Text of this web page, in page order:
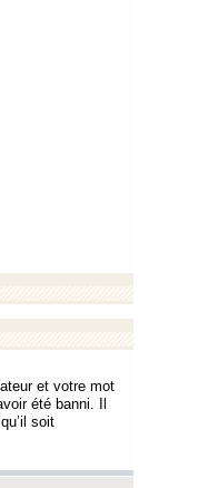
et votre mot
été banni. Il
soit